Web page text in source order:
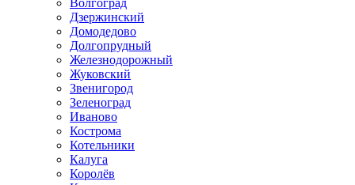
Волгоград
Дзержинский
Домодедово
Долгопрудный
Железнодорожный
Жуковский
Звенигород
Зеленоград
Иваново
Кострома
Котельники
Калуга
Королёв